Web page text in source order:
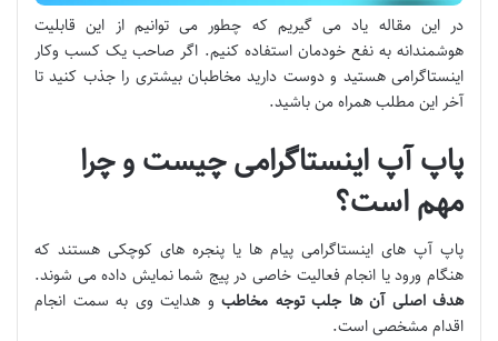
در این مقاله یاد می گیریم که چطور می توانیم از این قابلیت
هوشمندانه به نفع خودمان استفاده کنیم. اگر صاحب یک کسب وکار
اینستاگرامی هستید و دوست دارید مخاطبان بیشتری را جذب کنید تا
آخر این مطلب همراه من باشید.
پاپ آپ اینستاگرامی چیست و چرا
مهم است؟
پاپ آپ های اینستاگرامی پیام ها یا پنجره های کوچکی هستند که
هنگام ورود یا انجام فعالیت خاصی در پیج شما نمایش داده می شوند.
هدف اصلی آن ها جلب توجه مخاطب و هدایت وی به سمت انجام
اقدام مشخصی است.